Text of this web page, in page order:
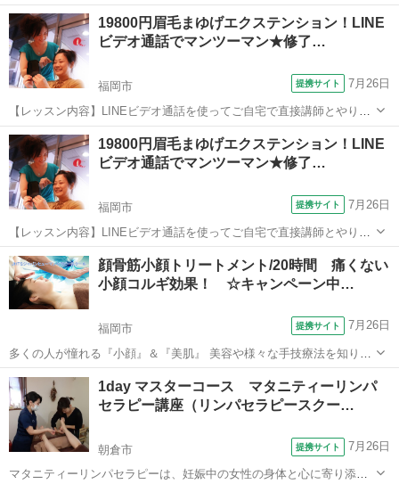
きます。 顔の左右差、ほうれい線、かみ合わせ、顎関節症などの症状
に効果的です。 お客様からの需要も高く、１回の施術で変化があり、
安心・安全な施術です。 全６時間、...
福岡 福岡市 マッサージ
19800円眉毛まゆげエクステンション！LINE
ビデオ通話でマンツーマン★修了…
福岡市 提携サイト 7月26日
【レッスン内容】LINEビデオ通話を使ってご自宅で直接講師とやりと
りしながらマンツーマンで学べます。自分にも相手にもかけることが
でき、学科＆技術もきちんと行います。美容師免許保持講師が、一生
懸命お教えします！また、無料質問を...
福岡 福岡市 メイク
19800円眉毛まゆげエクステンション！LINE
ビデオ通話でマンツーマン★修了…
福岡市 提携サイト 7月26日
【レッスン内容】LINEビデオ通話を使ってご自宅で直接講師とやりと
りしながらマンツーマンで学べます。自分にも相手にもかけることが
でき、学科＆技術もきちんと行います。美容師免許保持講師が、一生
懸命お教えします！また、無料質問を...
福岡 福岡市 メイク
顔骨筋小顔トリートメント/20時間 痛くない
小顔コルギ効果！ ☆キャンペーン中…
福岡市 提携サイト 7月26日
多くの人が憧れる『小顔』＆『美肌』 美容や様々な手技療法を知り尽
くした江藤講師が考案したフェイシャルのプロフェッショナル育成講
座です。 【講座内容】 ■フェイシャルリンパ泡洗顔 一石何鳥もの
効果的なフェイシャル技術...
福岡 福岡市
1day マスターコース マタニティーリンパ
セラピー講座（リンパセラピースクー…
朝倉市 提携サイト 7月26日
マタニティーリンパセラピーは、妊娠中の女性の身体と心に寄り添う